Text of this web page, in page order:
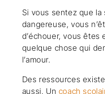
Si vous sentez que
dangereuse, vous
d’échouer, vous êtes
quelque chose qui
l’amour.
Des ressources
aussi. Un coach